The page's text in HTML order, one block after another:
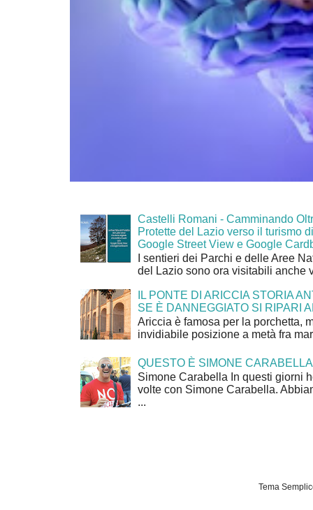
Castelli Romani - Camminando
Protette del Lazio verso il turismo
Google Street View e Google
I sentieri dei Parchi e delle Aree
del Lazio sono ora visitabili anche
IL PONTE DI ARICCIA STORIA
SE È DANNEGGIATO SI RIPARI
Ariccia è famosa per la porchetta,
invidiabile posizione a metà fra
QUESTO È SIMONE CARABELLA
Simone Carabella In questi giorni
volte con Simone Carabella.
...
Tema